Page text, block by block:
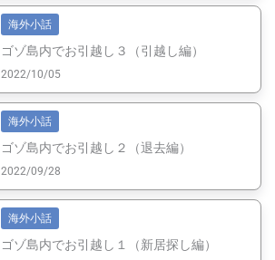
海外小話
ゴゾ島内でお引越し３（引越し編）
2022/10/05
海外小話
ゴゾ島内でお引越し２（退去編）
2022/09/28
海外小話
ゴゾ島内でお引越し１（新居探し編）